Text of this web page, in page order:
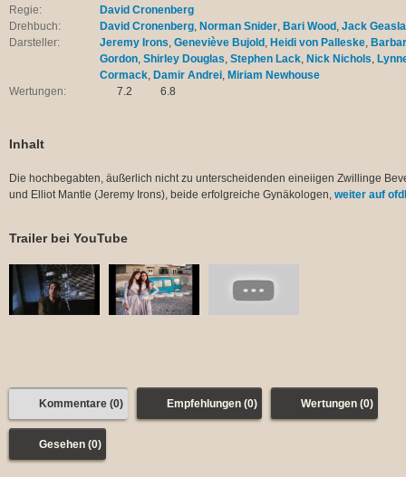
Regie:
David Cronenberg
Drehbuch:
David Cronenberg, Norman Snider, Bari Wood , Jack
Darsteller:
Jeremy Irons, Geneviève Bujold , Heidi von Palleske,
Gordon, Shirley Douglas, Stephen Lack, Nick Nichols,
Cormack, Damir Andrei, Miriam Newhouse
Wertungen:
7.2 6.8
Inhalt
Die hochbegabten, äußerlich nicht zu unterscheidenden eineiigen Zwillinge
und Elliot Mantle (Jeremy Irons), beide erfolgreiche Gynäkologen, weiter auf
Trailer bei YouTube
Kommentare (0) Empfehlungen (0) Wertungen (0)
Gesehen (0)